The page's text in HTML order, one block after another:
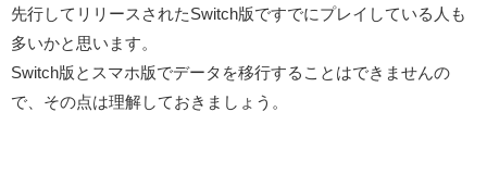
先行してリリースされたSwitch版ですでにプレイしている人も
多いかと思います。
Switch版とスマホ版でデータを移行することはできませんの
で、その点は理解しておきましょう。